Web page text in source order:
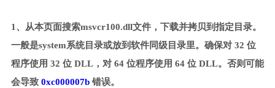
1、从本页面搜索msvcr100.dll文件，下载并拷贝到指定目录。
一般是system系统目录或放到软件同级目录里。确保对 32 位
程序使用 32 位 DLL，对 64 位程序使用 64 位 DLL。否则可能
会导致 0xc000007b错误。